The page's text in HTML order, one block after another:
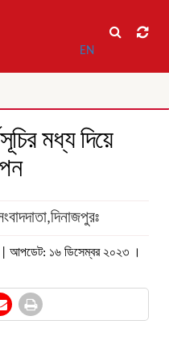
EN
মধ্য দিয়ে
আপডেট: ১৬ ডিসেম্বর ২০২৩ ।